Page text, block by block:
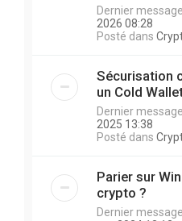
Dernier
2026 08:28
Posté dans
Sécurisation
un Cold
Dernier
2025 13:38
Posté dans
Parier sur
crypto ?
Dernier